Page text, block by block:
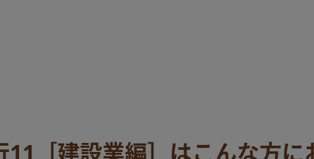
11［建設業編］はこんな方に